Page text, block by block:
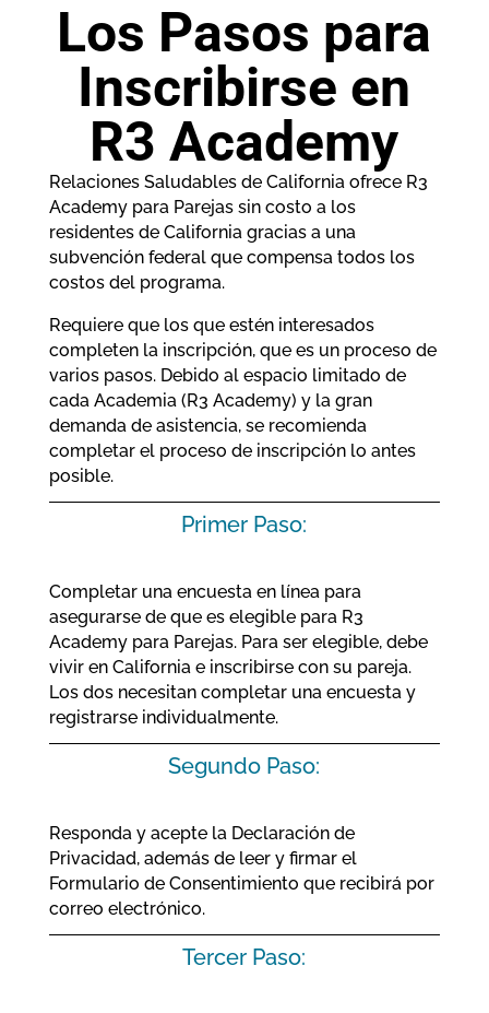
Los Pasos para
Inscribirse en
R3 Academy
Relaciones Saludables de California ofrece R3
Academy para Parejas sin costo a los
residentes de California gracias a una
subvención federal que compensa todos los
costos del programa.
Requiere que los que estén interesados
completen la inscripción, que es un proceso de
varios pasos. Debido al espacio limitado de
cada Academia (R3 Academy) y la gran
demanda de asistencia, se recomienda
completar el proceso de inscripción lo antes
posible.
Primer Paso:
Completar una encuesta en línea para
asegurarse de que es elegible para R3
Academy para Parejas. Para ser elegible, debe
vivir en California e inscribirse con su pareja.
Los dos necesitan completar una encuesta y
registrarse individualmente.
Segundo Paso:
Responda y acepte la Declaración de
Privacidad, además de leer y firmar el
Formulario de Consentimiento que recibirá por
correo electrónico.
Tercer Paso: